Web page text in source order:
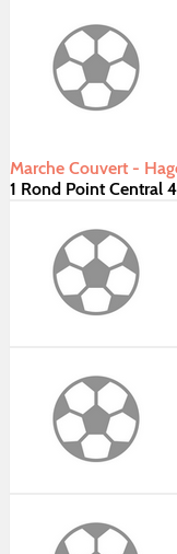
Marche Couvert -
1 Rond Point Central